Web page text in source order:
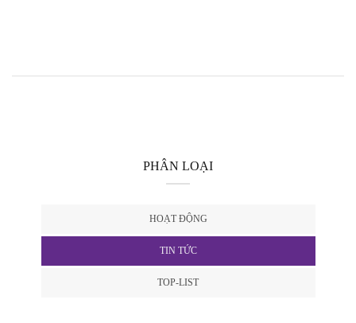
PHÂN LOẠI
HOẠT ĐỘNG
TIN TỨC
TOP-LIST